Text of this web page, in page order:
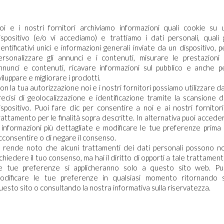
Il
gamma prodotti: il
Medico Chirurgico
è un disinfettante inodore
le superfici. E’ attivo
[…]
e i nostri fornitori archiviamo informazioni quali cookie su
(e/o vi accediamo) e trattiamo i dati personali, quali
unici e informazioni generali inviate da un dispositivo,
gli annunci e i contenuti, misurare le prestazioni
e contenuti, ricavare informazioni sul pubblico e anche
e migliorare i prodotti.
la tua autorizzazione noi e i nostri fornitori possiamo utilizzare
di geolocalizzazione e identificazione tramite la scansione
Puoi fare clic per consentire a noi e ai nostri
per le finalità sopra descritte. In alternativa puoi
informazioni più dettagliate e modificare le tue preferenze prima
o di negare il consenso.
rende noto che alcuni trattamenti dei dati personali possono
il tuo consenso, ma hai il diritto di opporti a tale
tue preferenze si applicheranno solo a questo sito web.
le tue preferenze in qualsiasi momento ritornando
sito o consultando la nostra informativa sulla riservatezza.
effettuare il login
le schede di sicurezza e le schede tecniche è necessario
al portale. Se ancora non hai un account puoi effettuare la
del tuo profilo e ottenere le credenziali di accesso.